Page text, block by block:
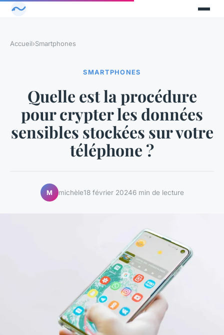
Accueil›Smartphones
SMARTPHONES
Quelle est la procédure
pour crypter les données
sensibles stockées sur votre
téléphone ?
M michèle18 février 20246 min de lecture